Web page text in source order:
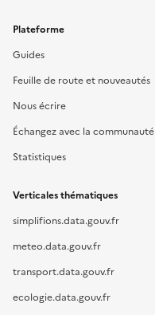
Plateforme
Guides
Feuille de route et nouveautés
Nous écrire
Échangez avec la communauté
Statistiques
Verticales thématiques
simplifions.data.gouv.fr
meteo.data.gouv.fr
transport.data.gouv.fr
ecologie.data.gouv.fr